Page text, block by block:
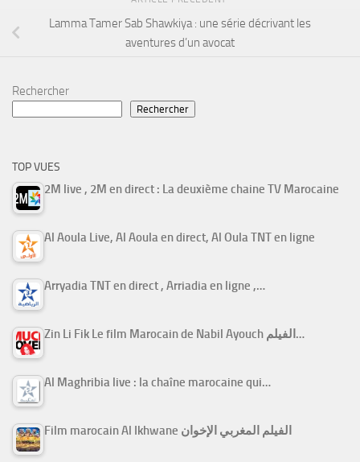
Lamma Tamer Sab Shawkiya : une série décrivant les
aventures d’un avocat
Rechercher
Rechercher
TOP VUES
2M live , 2M en direct : La deuxième chaine TV Marocaine
Al Aoula Live, Al Aoula en direct, Al Oula TNT en ligne
Arryadia TNT en direct , Arriadia en ligne ,…
Zin Li Fik Le film Marocain de Nabil Ayouch الفيلم…
Al Maghribia live : la chaîne marocaine qui…
Film marocain Al Ikhwane الفيلم المغربي الإخوان